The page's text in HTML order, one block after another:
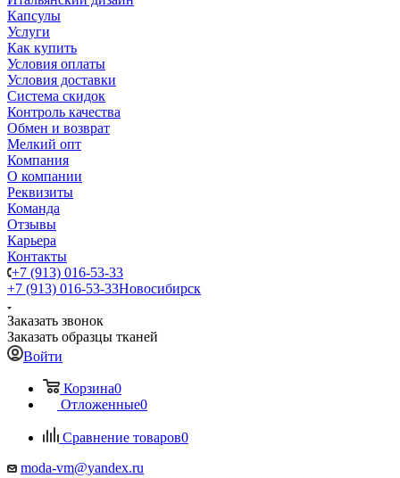
Капсулы
Услуги
Как купить
Условия оплаты
Условия доставки
Система скидок
Контроль качества
Обмен и возврат
Мелкий опт
Компания
О компании
Реквизиты
Команда
Отзывы
Карьера
Контакты
+7 (913) 016-53-33
+7 (913) 016-53-33Новосибирск
Заказать звонок
Заказать образцы тканей
Войти
Корзина0
Отложенные0
Сравнение товаров0
moda-vm@yandex.ru